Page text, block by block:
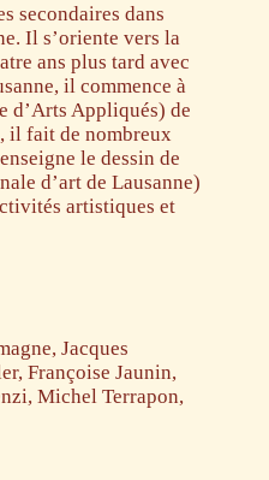
secondaires dans
Il s’oriente vers la
ans plus tard avec
il commence à
d’Arts Appliqués) de
il fait de nombreux
le dessin de
d’art de Lausanne)
artistiques et
Jacques
Françoise Jaunin,
Michel Terrapon,